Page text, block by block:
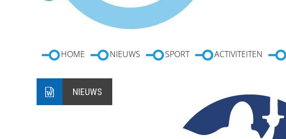
HOME NIEUWS SPORT ACTIVITEITEN
NIEUWS